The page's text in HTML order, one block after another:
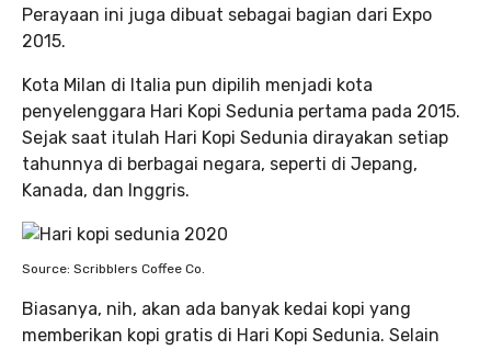
Perayaan ini juga dibuat sebagai bagian dari Expo
2015.
Kota Milan di Italia pun dipilih menjadi kota
penyelenggara Hari Kopi Sedunia pertama pada 2015.
Sejak saat itulah Hari Kopi Sedunia dirayakan setiap
tahunnya di berbagai negara, seperti di Jepang,
Kanada, dan Inggris.
Source: Scribblers Coffee Co.
Biasanya, nih, akan ada banyak kedai kopi yang
memberikan kopi gratis di Hari Kopi Sedunia. Selain